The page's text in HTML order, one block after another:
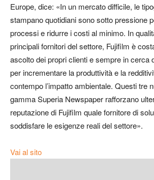
Europe, dice: «In un mercato difficile, le
stampano quotidiani sono sotto pressione
processi e ridurre i costi al minimo. In
principali fornitori del settore, Fujifilm è
ascolto dei propri clienti e sempre in cerca
per incrementare la produttività e la
contempo l’impatto ambientale. Questi tre
gamma Superia Newspaper rafforzano
reputazione di Fujifilm quale fornitore di
soddisfare le esigenze reali del settore».
Vai al sito